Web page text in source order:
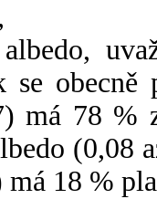
,
se
má 78 %
(0,08
18 %